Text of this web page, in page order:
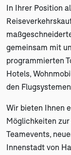
In Ihrer Position
gemeinsam mit
programmierten
Hotels,
den
Wir bieten Ihnen
Möglichkeiten
Teamevents,
Innenstadt von